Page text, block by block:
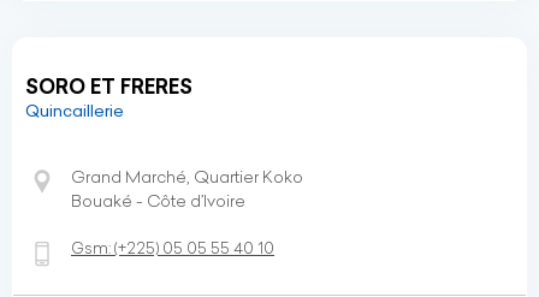
SORO ET FRERES
Quincaillerie
Grand Marché, Quartier Koko
Bouaké - Côte d’Ivoire
Gsm:(+225) 05 05 55 40 10